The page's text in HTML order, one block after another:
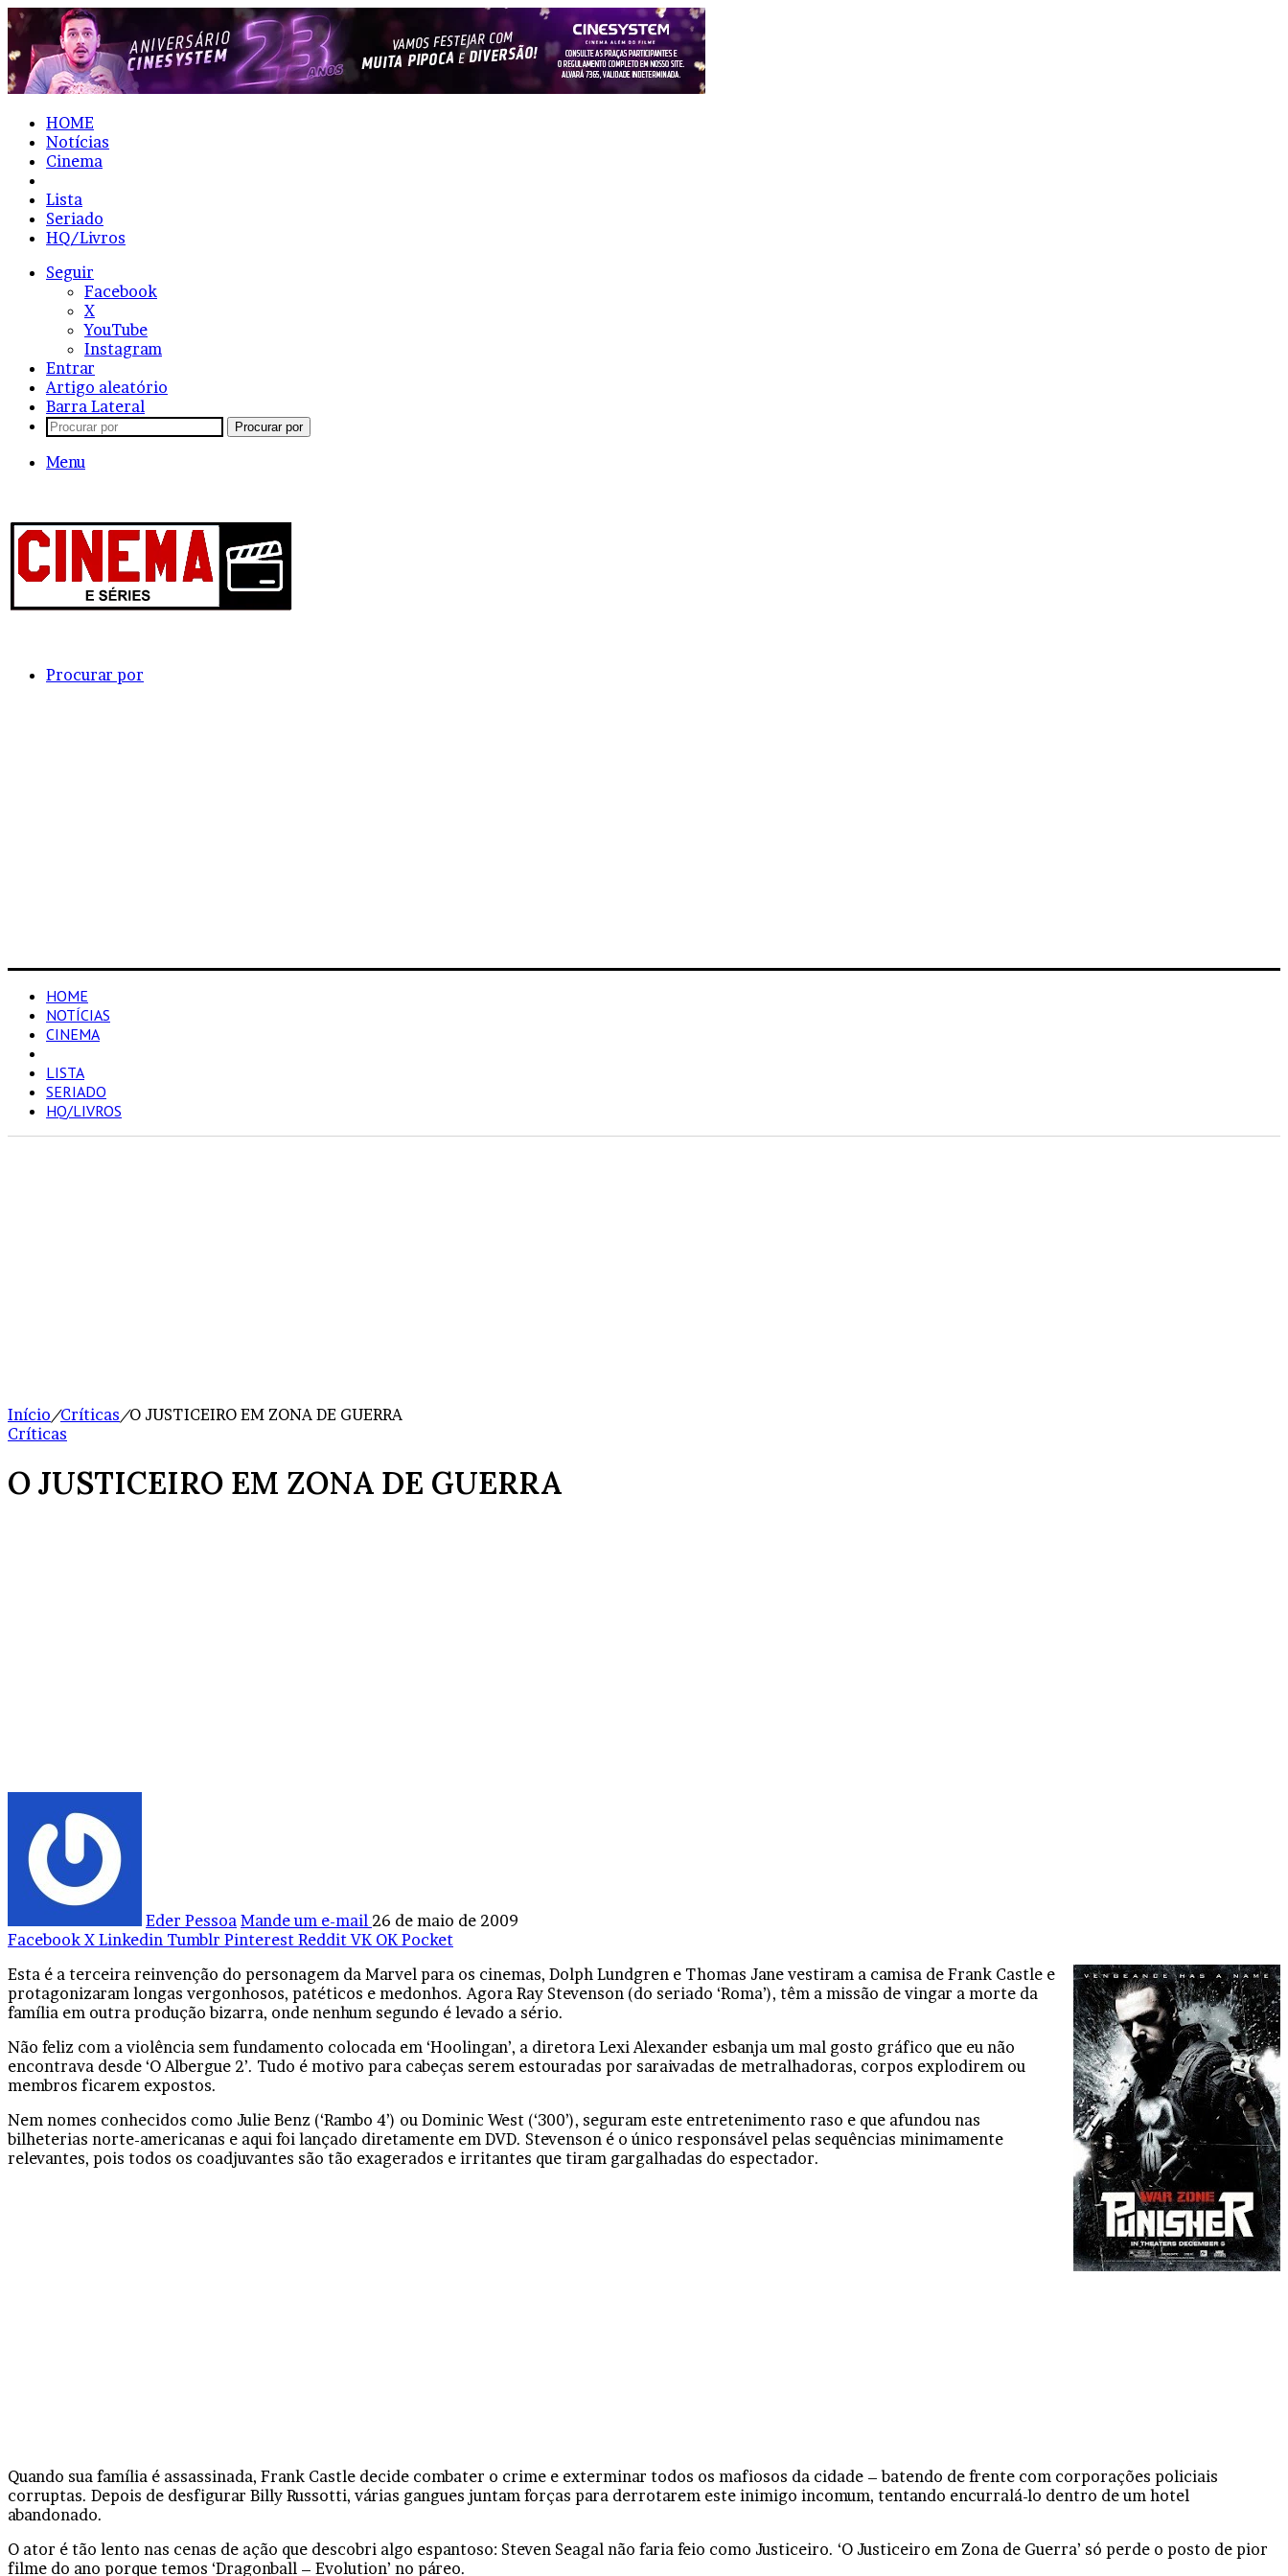
HOME
Notícias
Cinema
Lista
Seriado
HQ/Livros
Seguir
Facebook
X
YouTube
Instagram
Entrar
Artigo aleatório
Barra Lateral
Procurar por
Menu
Procurar por
HOME
NOTÍCIAS
CINEMA
LISTA
SERIADO
HQ/LIVROS
Início/Críticas/O JUSTICEIRO EM ZONA DE GUERRA
Críticas
O JUSTICEIRO EM ZONA DE GUERRA
Eder Pessoa Mande um e-mail 26 de maio de 2009
Facebook X Linkedin Tumblr Pinterest Reddit VK OK Pocket
Esta é a terceira reinvenção do personagem da Marvel para os cinemas, Dolph Lundgren e Thomas Jane vestiram a camisa de Frank Castle e
protagonizaram longas vergonhosos, patéticos e medonhos. Agora Ray Stevenson (do seriado ‘Roma’), têm a missão de vingar a morte da
família em outra produção bizarra, onde nenhum segundo é levado a sério.
Não feliz com a violência sem fundamento colocada em ‘Hoolingan’, a diretora Lexi Alexander esbanja um mal gosto gráfico que eu não
encontrava desde ‘O Albergue 2’. Tudo é motivo para cabeças serem estouradas por saraivadas de metralhadoras, corpos explodirem ou
membros ficarem expostos.
Nem nomes conhecidos como Julie Benz (‘Rambo 4’) ou Dominic West (‘300’), seguram este entretenimento raso e que afundou nas
bilheterias norte-americanas e aqui foi lançado diretamente em DVD. Stevenson é o único responsável pelas sequências minimamente
relevantes, pois todos os coadjuvantes são tão exagerados e irritantes que tiram gargalhadas do espectador.
Quando sua família é assassinada, Frank Castle decide combater o crime e exterminar todos os mafiosos da cidade – batendo de frente com corporações policiais
corruptas. Depois de desfigurar Billy Russotti, várias gangues juntam forças para derrotarem este inimigo incomum, tentando encurralá-lo dentro de um hotel
abandonado.
O ator é tão lento nas cenas de ação que descobri algo espantoso: Steven Seagal não faria feio como Justiceiro. ‘O Justiceiro em Zona de Guerra’ só perde o posto de pior
filme do ano porque temos ‘Dragonball – Evolution’ no páreo.